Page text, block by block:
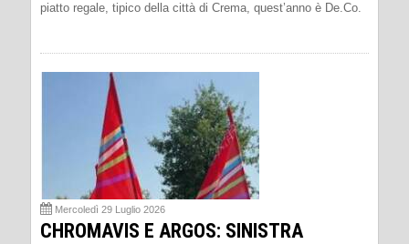
piatto regale, tipico della città di Crema, quest’anno è De.Co.
Mercoledì 29 Luglio 2026
CHROMAVIS E ARGOS: SINISTRA